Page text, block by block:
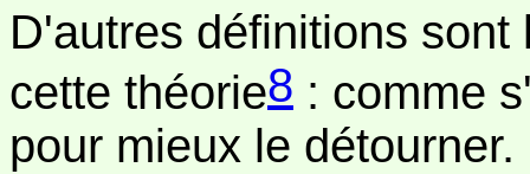
D'autres définitions
cette théorie8 : comme
pour mieux le détourner.